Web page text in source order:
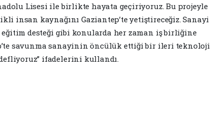
Lisesi ile birlikte hayata geçiriyoruz. Bu projeyle
insan kaynağını Gaziantep’te yetiştireceğiz. Sanayi
eğitim desteği gibi konularda her zaman iş birliğine
savunma sanayinin öncülük ettiği bir ileri teknoloji
ifadelerini kullandı.